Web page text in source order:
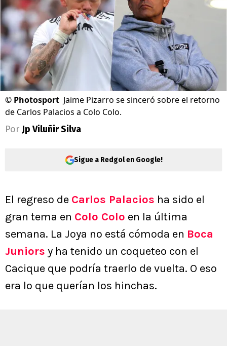
© Photosport Jaime Pizarro se sinceró sobre el retorno
de Carlos Palacios a Colo Colo.
Por Jp Viluñir Silva
Sigue a Redgol en Google!
El regreso de Carlos Palacios ha sido el
gran tema en Colo Colo en la última
semana. La Joya no está cómoda en Boca
Juniors y ha tenido un coqueteo con el
Cacique que podría traerlo de vuelta. O eso
era lo que querían los hinchas.